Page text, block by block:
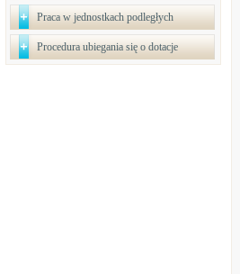
Praca w jednostkach podległych
Procedura ubiegania się o dotacje